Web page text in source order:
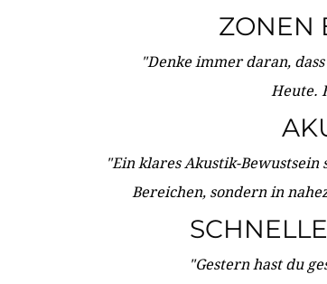
ZONEN
"Denke immer daran,
Heute.
"Ein klares Akustik-
Bereichen, sondern in
"Gestern hast du